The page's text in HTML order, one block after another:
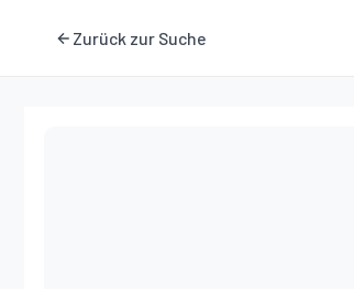
Zurück zur Suche